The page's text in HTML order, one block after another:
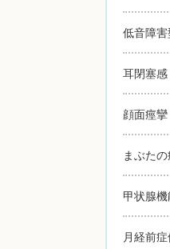
低音障
耳閉塞感
顔面痙攣
まぶた
甲状腺
月経前